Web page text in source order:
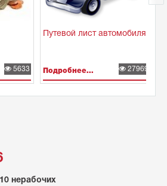
5633
Путевой лист автомобиля
Подробнее... 27969
нерабочих